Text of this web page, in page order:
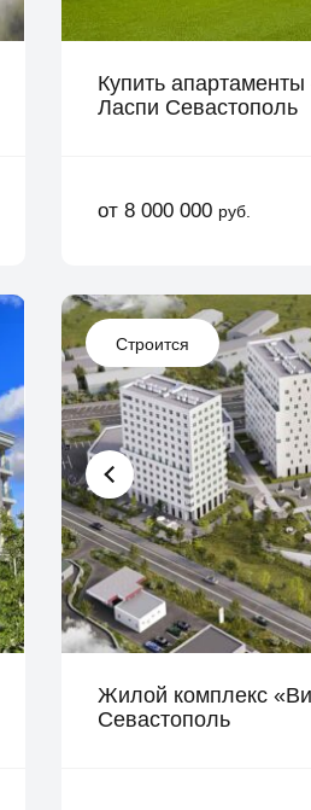
Купить
Ласпи Севастополь
от 8 000 000 руб.
Строится
Жилой комплекс
Севастополь